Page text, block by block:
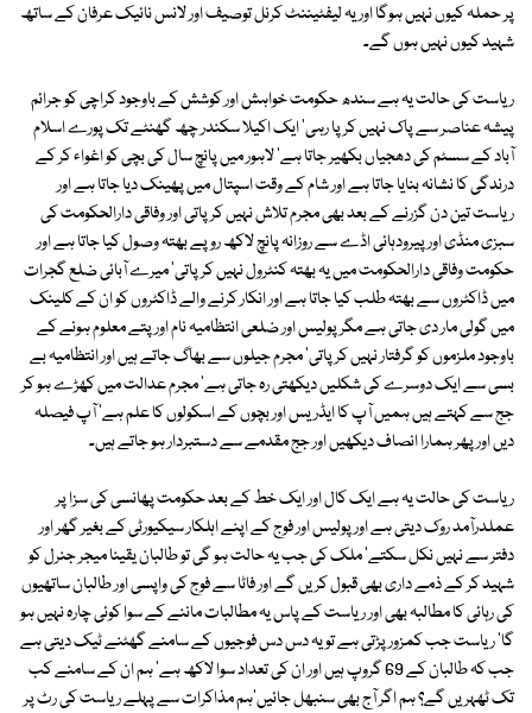
پر حملہ کیوں نہیں ہوگا اور یہ لیفٹیننٹ کرنل توصیف اور لانس نائیک عرفان کے ساتھ
شہید کیوں نہیں ہوں گے۔
ریاست کی حالت یہ ہے سندھ حکومت خواہش اور کوشش کے باوجود کراچی کو جرائم
پیشہ عناصر سے پاک نہیں کر پا رہی' ایک اکیلا سکندر چھ گھنٹے تک پورے اسلام
آباد کے سسٹم کی دھجیاں بکھیر جاتا ہے' لاہور میں پانچ سال کی بچی کو اغواء کر کے
درندگی کا نشانہ بنایا جاتا ہے اور شام کے وقت اسپتال میں پھینک دیا جاتا ہے اور
ریاست تین دن گزرنے کے بعد بھی مجرم تلاش نہیں کرپاتی اور وفاقی دارالحکومت کی
سبزی منڈی اور پیرودہائی اڈے سے روزانہ پانچ لاکھ روپے بھتہ وصول کیا جاتا ہے اور
حکومت وفاقی دارالحکومت میں یہ بھتہ کنٹرول نہیں کر پاتی' میرے آبائی ضلع گجرات
میں ڈاکٹروں سے بھتہ طلب کیا جاتا ہے اور انکار کرنے والے ڈاکٹروں کو ان کے کلینک
میں گولی مار دی جاتی ہے مگر پولیس اور ضلعی انتظامیہ نام اور پتے معلوم ہونے کے
باوجود ملزموں کو گرفتار نہیں کر پاتی' مجرم جیلوں سے بھاگ جاتے ہیں اور انتظامیہ بے
بسی سے ایک دوسرے کی شکلیں دیکھتی رہ جاتی ہے' مجرم عدالت میں کھڑے ہو کر
جج سے کہتے ہیں ہمیں آپ کا ایڈریس اور بچوں کے اسکولوں کا علم ہے' آپ فیصلہ
دیں اور پھر ہمارا انصاف دیکھیں اور جج مقدمے سے دستبردار ہو جاتے ہیں۔
ریاست کی حالت یہ ہے ایک کال اور ایک خط کے بعد حکومت پھانسی کی سزا پر
عملدرآمد روک دیتی ہے اور پولیس اور فوج کے اپنے اہلکار سیکیورٹی کے بغیر گھر اور
دفتر سے نہیں نکل سکتے' ملک کی جب یہ حالت ہو گی تو طالبان یقینا میجر جنرل کو
شہید کر کے ذمے داری بھی قبول کریں گے اور فاٹا سے فوج کی واپسی اور طالبان ساتھیوں
کی رہائی کا مطالبہ بھی اور ریاست کے پاس یہ مطالبات ماننے کے سوا کوئی چارہ نہیں ہو
گا' ریاست جب کمزور پڑتی ہے تو یہ دس دس فوجیوں کے سامنے گھٹنے ٹیک دیتی ہے
جب کہ طالبان کے 69 گروپ ہیں اور ان کی تعداد سوا لاکھ ہے' ہم ان کے سامنے کب
تک ٹھہریں گے؟ ہم اگر آج بھی سنبھل جائیں'ہم مذاکرات سے پہلے ریاست کی رٹ پر